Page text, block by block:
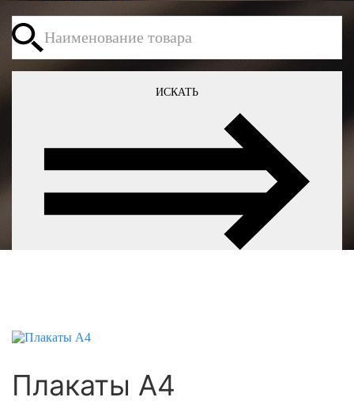
ИСКАТЬ
Плакаты А4